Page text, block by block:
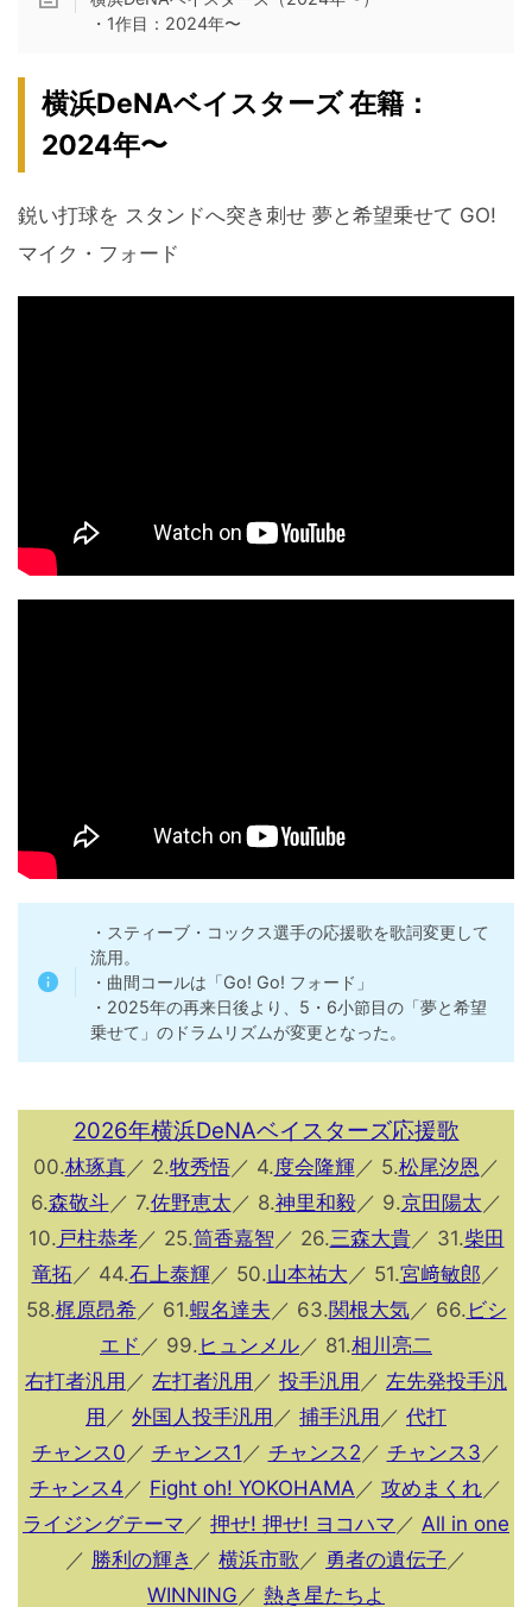
・1作目：2024年〜
横浜DeNAベイスターズ 在籍：
2024年〜
鋭い打球を スタンドへ突き刺せ 夢と希望乗せて GO!
マイク・フォード
・スティーブ・コックス選手の応援歌を歌詞変更して
流用。
・曲間コールは「Go! Go! フォード」
・2025年の再来日後より、5・6小節目の「夢と希望
乗せて」のドラムリズムが変更となった。
2026年横浜DeNAベイスターズ応援歌
00.林琢真／ 2.牧秀悟／ 4.度会隆輝／ 5.松尾汐恩 ／
6.森敬斗／ 7.佐野恵太 ／ 8.神里和毅／ 9.京田陽太 ／
10. 戸柱恭孝／ 25.筒香嘉智 ／ 26.三森大貴／ 31.柴田
竜拓 ／ 44.石上泰輝／ 50.山本祐大 ／ 51.宮﨑敏郎 ／
58.梶原昂希／ 61.蝦名達夫 ／ 63.関根大気／ 66. ビシ
エド ／ 99. ヒュンメル／ 81.相川亮二
右打者汎用 ／ 左打者汎用 ／ 投手汎用 ／ 左先発投手汎
用 ／ 外国人投手汎用 ／ 捕手汎用 ／ 代打
チャンス0 ／ チャンス1 ／ チャンス2 ／ チャンス3 ／
チャンス4 ／ Fight oh! YOKOHAMA ／ 攻めまくれ／
ライジングテーマ ／ 押せ! 押せ! ヨコハマ ／ All in one
／ 勝利の輝き ／ 横浜市歌 ／ 勇者の遺伝子 ／
WINNING ／ 熱き星たちよ